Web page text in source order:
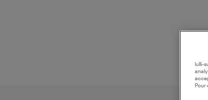
lulli-
Pour